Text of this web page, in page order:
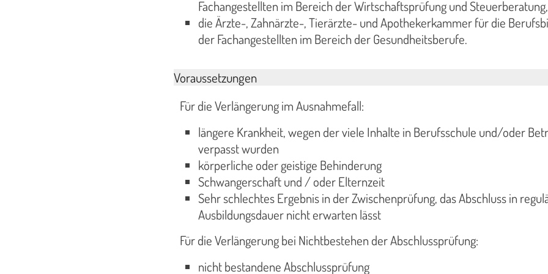
Fachangestellten im Bereich der Wirtschaftsprüfung und Steuerberatung,
die Ärzte-, Zahnärzte-, Tierärzte- und Apothekerkammer für die
der Fachangestellten im Bereich der Gesundheitsberufe.
Voraussetzungen
Für die Verlängerung im Ausnahmefall:
längere Krankheit, wegen der viele Inhalte in Berufsschule und/oder
verpasst wurden
körperliche oder geistige Behinderung
Schwangerschaft und / oder Elternzeit
Sehr schlechtes Ergebnis in der Zwischenprüfung, das Abschluss in
Ausbildungsdauer nicht erwarten lässt
Für die Verlängerung bei Nichtbestehen der Abschlussprüfung:
nicht bestandene Abschlussprüfung